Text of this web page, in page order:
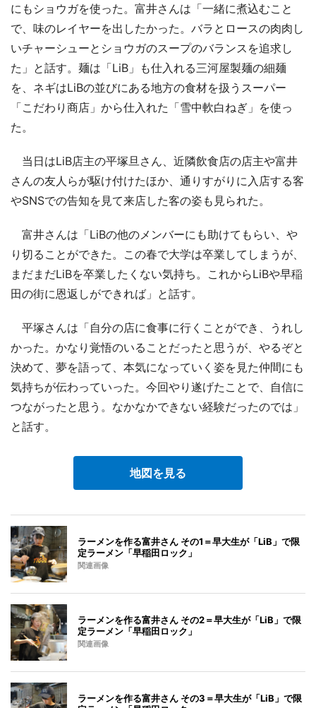
にもショウガを使った。富井さんは「一緒に煮込むこと
で、味のレイヤーを出したかった。バラとロースの肉肉し
いチャーシューとショウガのスープのバランスを追求し
た」と話す。麺は「LiB」も仕入れる三河屋製麺の細麺
を、ネギはLiBの並びにある地方の食材を扱うスーパー
「こだわり商店」から仕入れた「雪中軟白ねぎ」を使っ
た。
当日はLiB店主の平塚旦さん、近隣飲食店の店主や富井
さんの友人らが駆け付けたほか、通りすがりに入店する客
やSNSでの告知を見て来店した客の姿も見られた。
富井さんは「LiBの他のメンバーにも助けてもらい、や
り切ることができた。この春で大学は卒業してしまうが、
まだまだLiBを卒業したくない気持ち。これからLiBや早稲
田の街に恩返しができれば」と話す。
平塚さんは「自分の店に食事に行くことができ、うれし
かった。かなり覚悟のいることだったと思うが、やるぞと
決めて、夢を語って、本気になっていく姿を見た仲間にも
気持ちが伝わっていった。今回やり遂げたことで、自信に
つながったと思う。なかなかできない経験だったのでは」
と話す。
地図を見る
ラーメンを作る富井さん その1＝早大生が「LiB」で限
定ラーメン「早稲田ロック」
関連画像
ラーメンを作る富井さん その2＝早大生が「LiB」で限
定ラーメン「早稲田ロック」
関連画像
ラーメンを作る富井さん その3＝早大生が「LiB」で限